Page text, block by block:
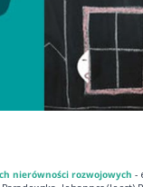
nierówności rozwojowych -